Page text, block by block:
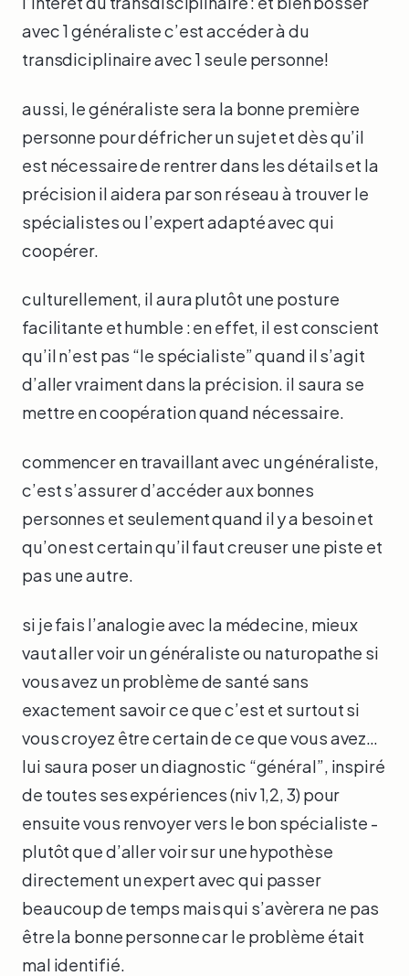
avec 1 généraliste c’est accéder à du
transdiciplinaire avec 1 seule personne!
aussi, le généraliste sera la bonne première
personne pour défricher un sujet et dès qu’il
est nécessaire de rentrer dans les détails et la
précision il aidera par son réseau à trouver le
spécialistes ou l’expert adapté avec qui
coopérer.
culturellement, il aura plutôt une posture
facilitante et humble : en effet, il est conscient
qu’il n’est pas “le spécialiste” quand il s’agit
d’aller vraiment dans la précision. il saura se
mettre en coopération quand nécessaire.
commencer en travaillant avec un généraliste,
c’est s’assurer d’accéder aux bonnes
personnes et seulement quand il y a besoin et
qu’on est certain qu’il faut creuser une piste et
pas une autre.
si je fais l’analogie avec la médecine, mieux
vaut aller voir un généraliste ou naturopathe si
vous avez un problème de santé sans
exactement savoir ce que c’est et surtout si
vous croyez être certain de ce que vous avez…
lui saura poser un diagnostic “général”, inspiré
de toutes ses expériences (niv 1,2, 3) pour
ensuite vous renvoyer vers le bon spécialiste -
plutôt que d’aller voir sur une hypothèse
directement un expert avec qui passer
beaucoup de temps mais qui s’avèrera ne pas
être la bonne personne car le problème était
mal identifié.